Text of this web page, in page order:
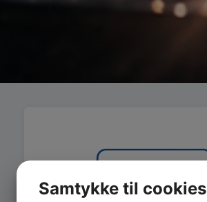
Samtykke til cookies